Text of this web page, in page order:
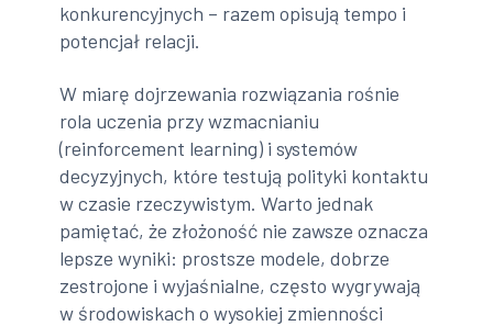
konkurencyjnych – razem opisują tempo i
potencjał relacji.
W miarę dojrzewania rozwiązania rośnie
rola uczenia przy wzmacnianiu
(reinforcement learning) i systemów
decyzyjnych, które testują polityki kontaktu
w czasie rzeczywistym. Warto jednak
pamiętać, że złożoność nie zawsze oznacza
lepsze wyniki: prostsze modele, dobrze
zestrojone i wyjaśnialne, często wygrywają
w środowiskach o wysokiej zmienności